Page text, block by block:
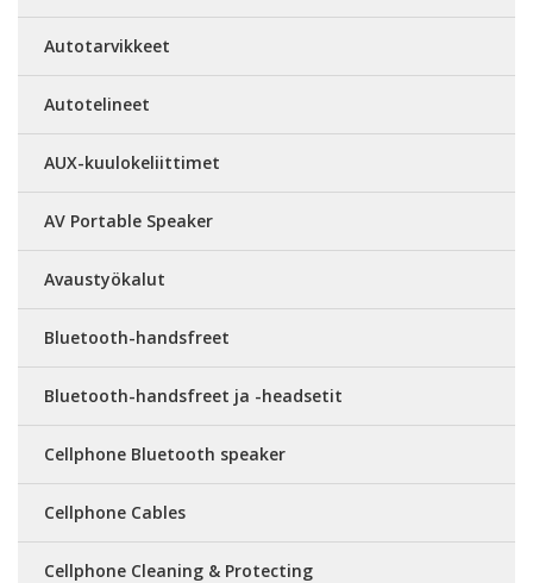
Autotarvikkeet
Autotelineet
AUX-kuulokeliittimet
AV Portable Speaker
Avaustyökalut
Bluetooth-handsfreet
Bluetooth-handsfreet ja -headsetit
Cellphone Bluetooth speaker
Cellphone Cables
Cellphone Cleaning & Protecting